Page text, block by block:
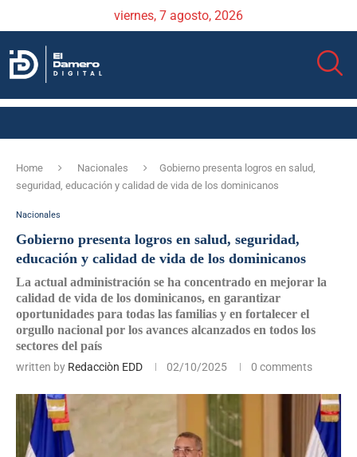
viernes, 7 agosto, 2026
Home Nacionales
Gobierno presenta logros en salud,
seguridad, educación y calidad de vida de los dominicanos
Nacionales
Gobierno presenta logros en salud, seguridad,
educación y calidad de vida de los dominicanos
La actual administración se ha concentrado en mejorar la
calidad de vida de los dominicanos, en garantizar
oportunidades para todas las familias y en fortalecer el
orgullo nacional por los avances alcanzados en todos los
sectores del país
written by Redacciòn EDD 02/10/2025 0 comments